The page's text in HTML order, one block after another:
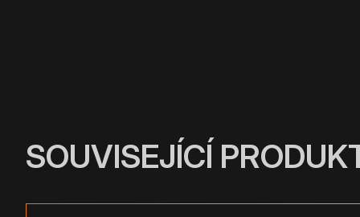
SOUVISEJÍCÍ